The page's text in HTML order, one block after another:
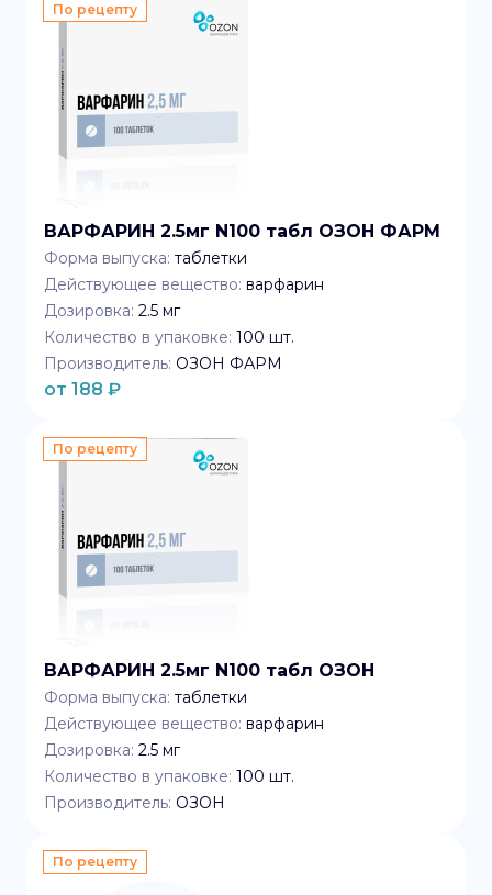
По рецепту
ВАРФАРИН 2.5мг N100 табл ОЗОН ФАРМ
Форма выпуска: таблетки
Действующее вещество: варфарин
Дозировка: 2.5 мг
Количество в упаковке: 100 шт.
Производитель: ОЗОН ФАРМ
от 188 ₽
По рецепту
ВАРФАРИН 2.5мг N100 табл ОЗОН
Форма выпуска: таблетки
Действующее вещество: варфарин
Дозировка: 2.5 мг
Количество в упаковке: 100 шт.
Производитель: ОЗОН
По рецепту